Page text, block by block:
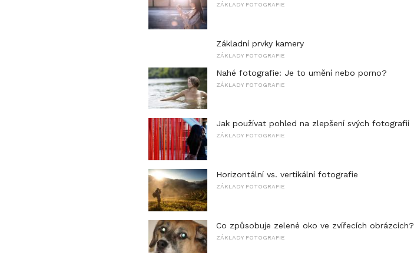
ZÁKLADY FOTOGRAFIE
Základní prvky kamery
ZÁKLADY FOTOGRAFIE
Nahé fotografie: Je to umění nebo porno?
ZÁKLADY FOTOGRAFIE
Jak používat pohled na zlepšení svých fotografií
ZÁKLADY FOTOGRAFIE
Horizontální vs. vertikální fotografie
ZÁKLADY FOTOGRAFIE
Co způsobuje zelené oko ve zvířecích obrázcích?
ZÁKLADY FOTOGRAFIE